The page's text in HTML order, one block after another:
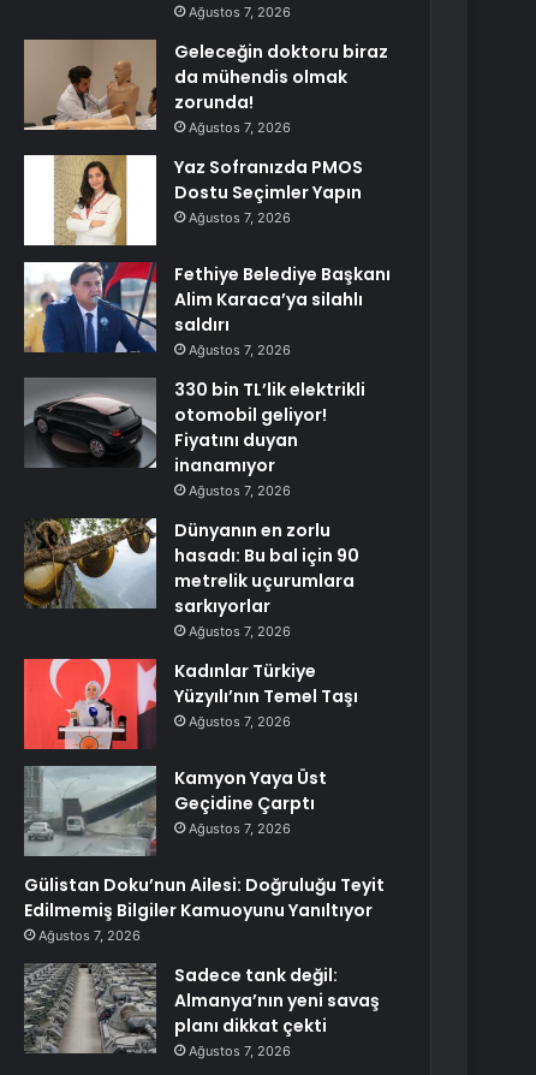
Ağustos 7, 2026
Geleceğin doktoru biraz
da mühendis olmak
zorunda!
Ağustos 7, 2026
Yaz Sofranızda PMOS
Dostu Seçimler Yapın
Ağustos 7, 2026
Fethiye Belediye Başkanı
Alim Karaca’ya silahlı
saldırı
Ağustos 7, 2026
330 bin TL’lik elektrikli
otomobil geliyor!
Fiyatını duyan
inanamıyor
Ağustos 7, 2026
Dünyanın en zorlu
hasadı: Bu bal için 90
metrelik uçurumlara
sarkıyorlar
Ağustos 7, 2026
Kadınlar Türkiye
Yüzyılı’nın Temel Taşı
Ağustos 7, 2026
Kamyon Yaya Üst
Geçidine Çarptı
Ağustos 7, 2026
Gülistan Doku’nun Ailesi: Doğruluğu Teyit
Edilmemiş Bilgiler Kamuoyunu Yanıltıyor
Ağustos 7, 2026
Sadece tank değil:
Almanya’nın yeni savaş
planı dikkat çekti
Ağustos 7, 2026